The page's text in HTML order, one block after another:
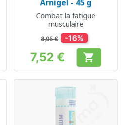
Arnigel - 45 g
Combat la fatigue
musculaire
8,95 € -16%
Prix
7,52 € 